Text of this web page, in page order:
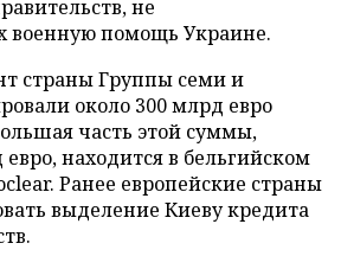
не
помощь Украине.
страны Группы семи и
около 300 млрд евро
часть этой суммы,
находится в бельгийском
Ранее европейские страны
выделение Киеву кредита